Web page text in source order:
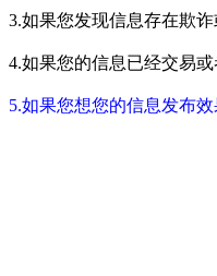
3.如果您发现信息存在欺
4.如果您的信息已经交易
5.如果您想您的信息发布